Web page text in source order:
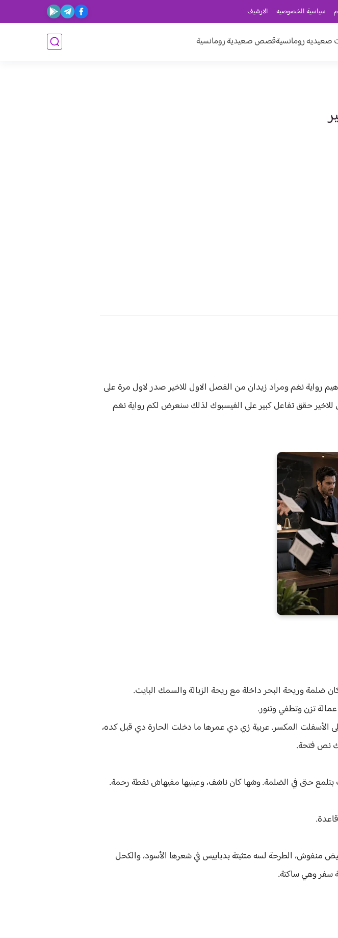
سياسية الخصوصيه الارشيف
صعيديه رومانسيةقصص صعيدية رومانسية
رواية نغم ومراد زيدان من الفصل الاول للاخير صدر لاول مرة على
حققتفاعل كبير على الفيسبوك لذلك سنعرض لكمروايةنغم
ضلمة وريحة البحر داخلة مع ريحة الزبالة والسمك البايت.
تزن وتطفي وتنور.
المكسر. عربية زي دي عمرها ما دخلت الحارة دي قبل كده،
نص فتحة.
حتى في الضلمة. وشها كان ناشف، وعينيها مفيهاش نقطة رحمة.
الكرسي اللي ورا. 22 سنة، فستان فرح أبيض منفوش، الطرحة لسه متثبتة بدبابيس في شعرها الأسود، والكحل